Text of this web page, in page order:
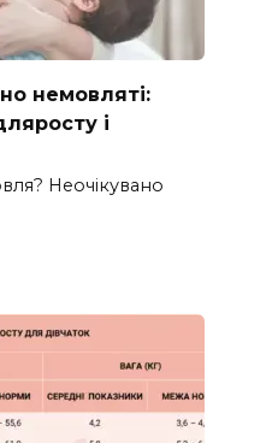
немовляті:
і
Неочікувано